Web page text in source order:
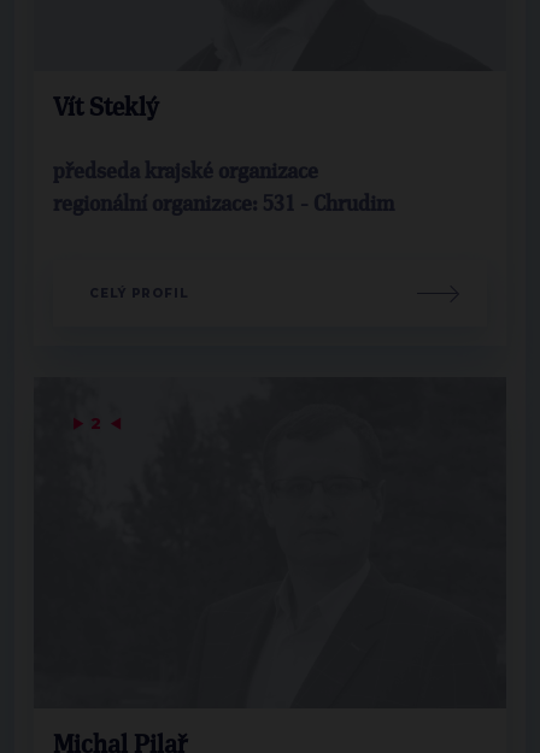
Vít Steklý
předseda krajské organizace
regionální organizace: 531 - Chrudim
CELÝ PROFIL
▶ 2 ◀
Michal Pilař